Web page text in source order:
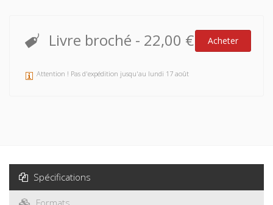
Livre broché - 22,00 € Acheter
Attention ! Pas d'expédition jusqu'au lundi 17 août
Spécifications
Formats